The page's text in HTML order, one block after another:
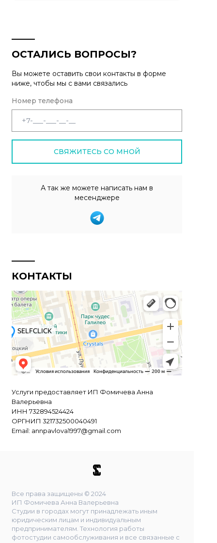
ОСТАЛИСЬ ВОПРОСЫ?
Вы можете оставить свои контакты в форме
ниже, чтобы мы с вами связались
Номер телефона
СВЯЖИТЕСЬ СО МНОЙ
А так же можете написать нам в
месенджере
КОНТАКТЫ
Услуги предоставляет ИП Фомичева Анна
Валерьевна
ИНН 732894524424
ОРГНИП 321732500040491
Email: annpavlova1997@gmail.com
Все права защищены © 2024
ИП Фомичева Анна Валерьевна
Студии в городах могут принадлежать иным
юридическим лицам и индивидуальным
предпринимателям. Технология работы
фотостудии самообслуживания и все связанные с